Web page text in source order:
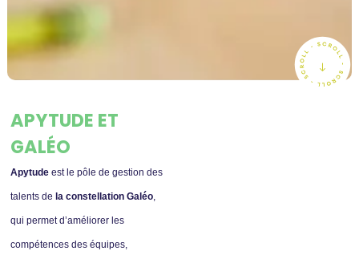
APYTUDE ET
GALÉO
Apytude est le pôle de gestion des
talents de la constellation Galéo
qui permet d’améliorer les
compétences des équipes,